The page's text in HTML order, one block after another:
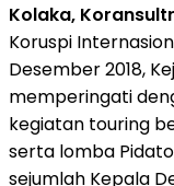
Kolaka,
Koruspi
Desember 2018,
memperingati
kegiatan touring
serta lomba
sejumlah Kepala